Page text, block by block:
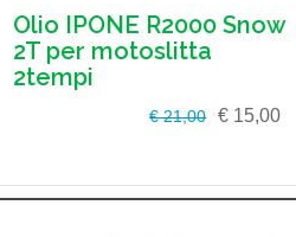
Olio IPONE R2000 Snow
2T per motoslitta
2tempi
€ 21,00 € 15,00